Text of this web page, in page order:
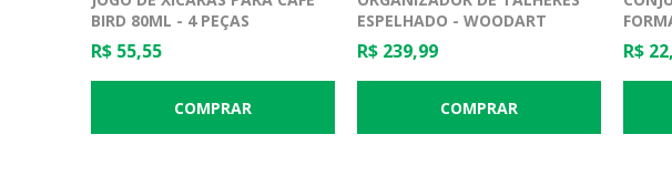
BIRD 80ML - 4 PEÇAS
R$ 55,55
ESPELHADO - WOODART
R$ 239,99
- LYOR
R$